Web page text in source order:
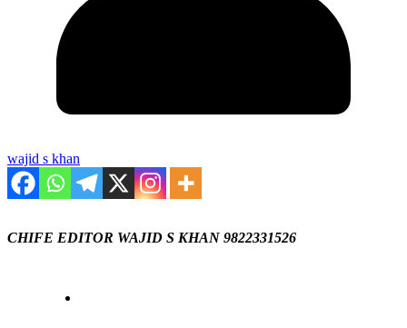
wajid s khan
CHIFE EDITOR WAJID S KHAN 9822331526